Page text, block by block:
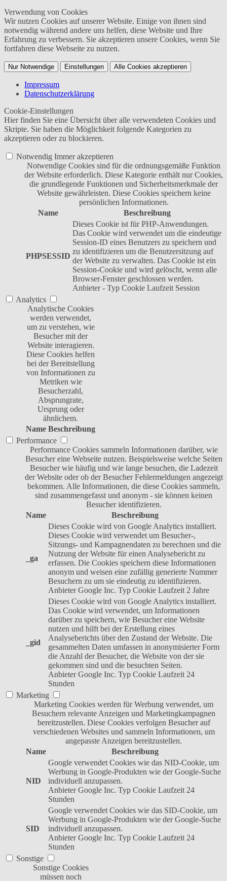
Verwendung von Cookies
Wir nutzen Cookies auf unserer Website. Einige von ihnen sind
notwendig während andere uns helfen, diese Website und Ihre
Erfahrung zu verbessern. Sie akzeptieren unsere Cookies, wenn Sie
fortfahren diese Webseite zu nutzen.
Nur Notwendige Einstellungen Alle Cookies akzeptieren
Impressum
Datenschutzerklärung
Cookie-Einstellungen
Hier finden Sie eine Übersicht über alle verwendeten Cookies und
Skripte. Sie haben die Möglichkeit folgende Kategorien zu
akzeptieren oder zu blockieren.
Notwendig Immer akzeptieren
Notwendige Cookies sind für die ordnungsgemäße Funktion
der Website erforderlich. Diese Kategorie enthält nur Cookies,
die grundlegende Funktionen und Sicherheitsmerkmale der
Website gewährleisten. Diese Cookies speichern keine
persönlichen Informationen.
Name
Beschreibung
PHPSESSID
Dieses Cookie ist für PHP-Anwendungen.
Das Cookie wird verwendet um die eindeutige
Session-ID eines Benutzers zu speichern und
zu identifizieren um die Benutzersitzung auf
der Website zu verwalten. Das Cookie ist ein
Session-Cookie und wird gelöscht, wenn alle
Browser-Fenster geschlossen werden.
Anbieter - Typ Cookie Laufzeit Session
Analytics
Analytische Cookies
werden verwendet,
um zu verstehen, wie
Besucher mit der
Website interagieren.
Diese Cookies helfen
bei der Bereitstellung
von Informationen zu
Metriken wie
Besucherzahl,
Absprungrate,
Ursprung oder
ähnlichem.
Name Beschreibung
Performance
Performance Cookies sammeln Informationen darüber, wie
Besucher eine Webseite nutzen. Beispielsweise welche Seiten
Besucher wie häufig und wie lange besuchen, die Ladezeit
der Website oder ob der Besucher Fehlermeldungen angezeigt
bekommen. Alle Informationen, die diese Cookies sammeln,
sind zusammengefasst und anonym - sie können keinen
Besucher identifizieren.
Name
Beschreibung
_ga
Dieses Cookie wird von Google Analytics installiert.
Dieses Cookie wird verwendet um Besucher-,
Sitzungs- und Kampagnendaten zu berechnen und die
Nutzung der Website für einen Analysebericht zu
erfassen. Die Cookies speichern diese Informationen
anonym und weisen eine zufällig generierte Nummer
Besuchern zu um sie eindeutig zu identifizieren.
Anbieter Google Inc. Typ Cookie Laufzeit 2 Jahre
_gid
Dieses Cookie wird von Google Analytics installiert.
Das Cookie wird verwendet, um Informationen
darüber zu speichern, wie Besucher eine Website
nutzen und hilft bei der Erstellung eines
Analyseberichts über den Zustand der Website. Die
gesammelten Daten umfassen in anonymisierter Form
die Anzahl der Besucher, die Website von der sie
gekommen sind und die besuchten Seiten.
Anbieter Google Inc. Typ Cookie Laufzeit 24
Stunden
Marketing
Marketing Cookies werden für Werbung verwendet, um
Besuchern relevante Anzeigen und Marketingkampagnen
bereitzustellen. Diese Cookies verfolgen Besucher auf
verschiedenen Websites und sammeln Informationen, um
angepasste Anzeigen bereitzustellen.
Name
Beschreibung
NID
Google verwendet Cookies wie das NID-Cookie, um
Werbung in Google-Produkten wie der Google-Suche
individuell anzupassen.
Anbieter Google Inc. Typ Cookie Laufzeit 24
Stunden
SID
Google verwendet Cookies wie das SID-Cookie, um
Werbung in Google-Produkten wie der Google-Suche
individuell anzupassen.
Anbieter Google Inc. Typ Cookie Laufzeit 24
Stunden
Sonstige
Sonstige Cookies
müssen noch